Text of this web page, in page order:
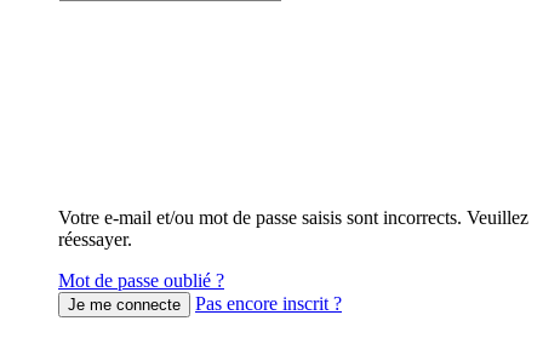
Votre e-mail et/ou mot de passe saisis sont incorrects. Veuillez
réessayer.
Mot de passe oublié ?
Pas encore inscrit ?